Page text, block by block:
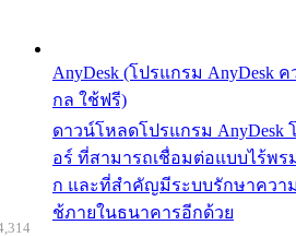
AnyDesk (โปรแกรม AnyDesk
กล ใช้ฟรี)
ดาวน์โหลดโปรแกรม AnyDesk
อร์ ที่สามารถเชื่อมต่อแบบไร้พร
ก และที่สำคัญมีระบบรักษาควา
ช้ภายในธนาคารอีกด้วย